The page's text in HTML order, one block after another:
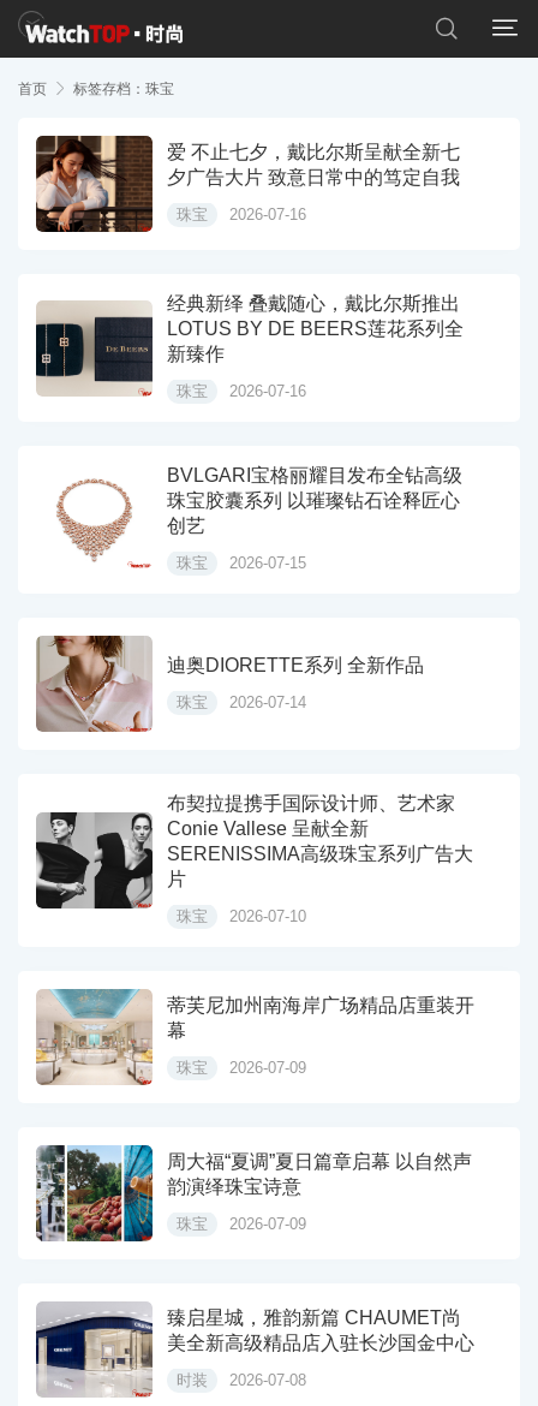


首页  标签存档：珠宝
爱 不止七夕，戴比尔斯呈献全新七
夕广告大片 致意日常中的笃定自我
珠宝 2026-07-16
经典新绎 叠戴随心，戴比尔斯推出
LOTUS BY DE BEERS莲花系列全
新臻作
珠宝 2026-07-16
BVLGARI宝格丽耀目发布全钻高级
珠宝胶囊系列 以璀璨钻石诠释匠心
创艺
珠宝 2026-07-15
迪奥DIORETTE系列 全新作品
珠宝 2026-07-14
布契拉提携手国际设计师、艺术家
Conie Vallese 呈献全新
SERENISSIMA高级珠宝系列广告大
片
珠宝 2026-07-10
蒂芙尼加州南海岸广场精品店重装开
幕
珠宝 2026-07-09
周大福“夏调”夏日篇章启幕 以自然声
韵演绎珠宝诗意
珠宝 2026-07-09
臻启星城，雅韵新篇 CHAUMET尚
美全新高级精品店入驻长沙国金中心
时装 2026-07-08